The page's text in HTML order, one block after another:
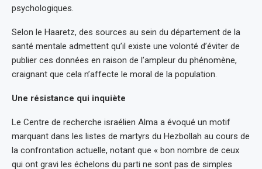
psychologiques.
Selon le Haaretz, des sources au sein du département de la
santé mentale admettent qu’il existe une volonté d’éviter de
publier ces données en raison de l’ampleur du phénomène,
craignant que cela n’affecte le moral de la population.
Une résistance qui inquiète
Le Centre de recherche israélien Alma a évoqué un motif
marquant dans les listes de martyrs du Hezbollah au cours de
la confrontation actuelle, notant que « bon nombre de ceux
qui ont gravi les échelons du parti ne sont pas de simples